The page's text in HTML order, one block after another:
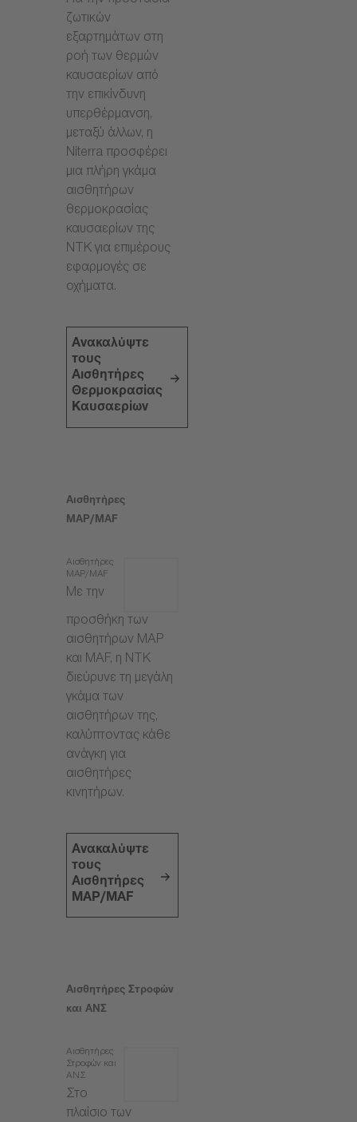
ζωτικών
εξαρτημάτων στη
ροή των θερμών
καυσαερίων από
την επικίνδυνη
υπερθέρμανση,
μεταξύ άλλων, η
Niterra προσφέρει
μια πλήρη γκάμα
αισθητήρων
θερμοκρασίας
καυσαερίων της
NTK για επιμέρους
εφαρμογές σε
οχήματα.
Ανακαλύψτε
τους
Αισθητήρες
Θερμοκρασίας
Καυσαερίων
Αισθητήρες
MAP/MAF
Αισθητήρες
MAP/MAF
Με την
προσθήκη των
αισθητήρων MAP
και MAF, η NTK
διεύρυνε τη μεγάλη
γκάμα των
αισθητήρων της,
καλύπτοντας κάθε
ανάγκη για
αισθητήρες
κινητήρων.
Ανακαλύψτε
τους
Αισθητήρες
MAP/MAF
Αισθητήρες Στροφών
και ΑΝΣ
Αισθητήρες
Στροφών και
ΑΝΣ
Στο
πλαίσιο των